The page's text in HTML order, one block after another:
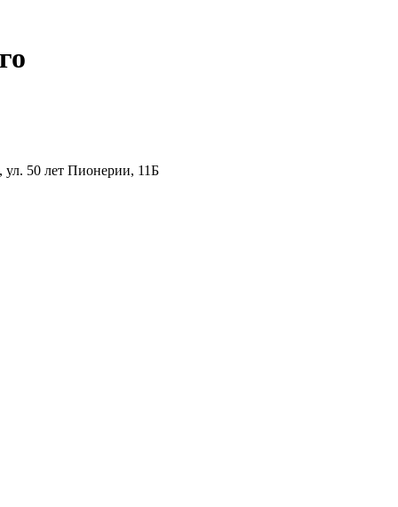
50 лет Пионерии, 11Б